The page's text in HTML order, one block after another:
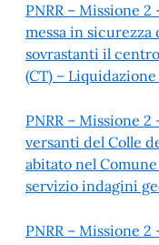
PNRR – Missione
messa in sicurezza
sovrastanti il
(CT) –
PNRR – Missione
versanti del Colle
abitato nel
servizio indagini
PNRR – Missione